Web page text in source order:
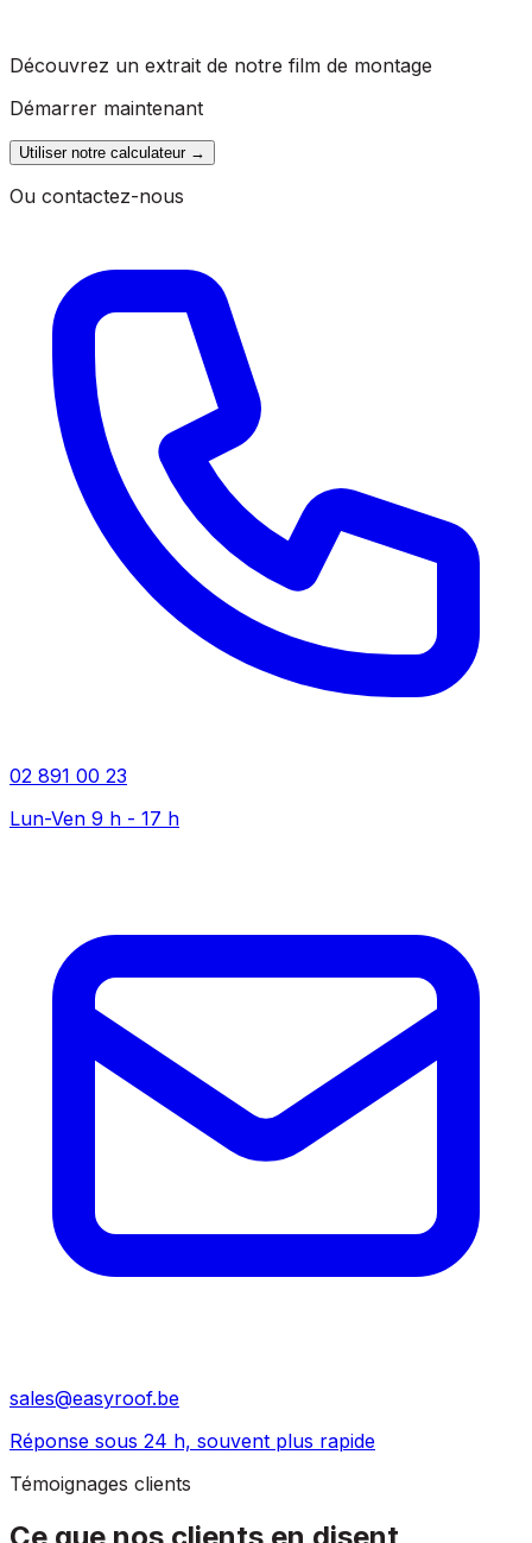
Découvrez un extrait de notre film de montage
Démarrer maintenant
Utiliser notre calculateur→
Ou contactez-nous
02 891 00 23
Lun-Ven 9 h - 17 h
sales@easyroof.be
Réponse sous 24 h, souvent plus rapide
Témoignages clients